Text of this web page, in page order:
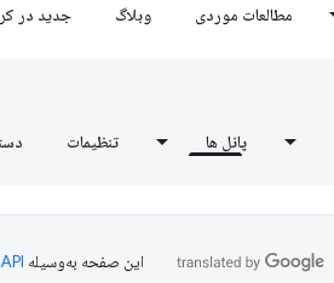
مطالعات موردی وبلاگ جدید در
پانل ها تنظیمات
این صفحه به‌وسیله